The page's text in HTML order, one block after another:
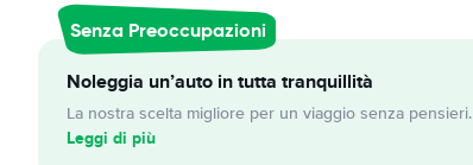
Senza Preoccupazioni
Noleggia un’auto in tutta tranquillità
La nostra scelta migliore per un viaggio senza pensieri.
Leggi di più